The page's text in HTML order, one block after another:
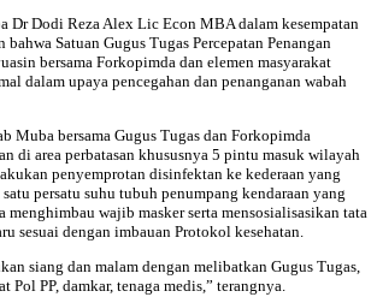
Dr Dodi Reza Alex Lic Econ MBA dalam kesempatan
Satuan Gugus Tugas Percepatan Penangan
bersama Forkopimda dan elemen masyarakat
dalam upaya pencegahan dan penanganan wabah
Muba bersama Gugus Tugas dan Forkopimda
di area perbatasan khususnya 5 pintu masuk wilayah
penyemprotan disinfektan ke kederaan yang
persatu suhu tubuh penumpang kendaraan yang
menghimbau wajib masker serta mensosialisasikan tata
sesuai dengan imbauan Protokol kesehatan.
siang dan malam dengan melibatkan Gugus Tugas,
Pol PP, damkar, tenaga medis,” terangnya.